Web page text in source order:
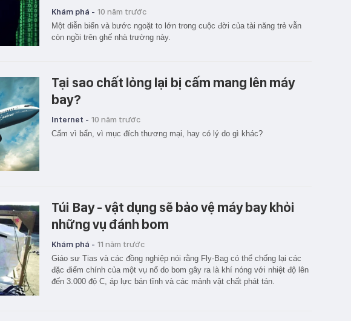
Khám phá - 10 năm trước
Một diễn biến và bước ngoặt to lớn trong cuộc đời của tài năng trẻ vẫn
còn ngồi trên ghế nhà trường này.
Tại sao chất lỏng lại bị cấm mang lên máy
bay?
Internet - 10 năm trước
Cấm vì bẩn, vì mục đích thương mại, hay có lý do gì khác?
Túi Bay - vật dụng sẽ bảo vệ máy bay khỏi
những vụ đánh bom
Khám phá - 11 năm trước
Giáo sư Tias và các đồng nghiệp nói rằng Fly-Bag có thể chống lại các
đặc điểm chính của một vụ nổ do bom gây ra là khí nóng với nhiệt độ lên
đến 3.000 độ C, áp lực bán tĩnh và các mảnh vật chất phát tán.